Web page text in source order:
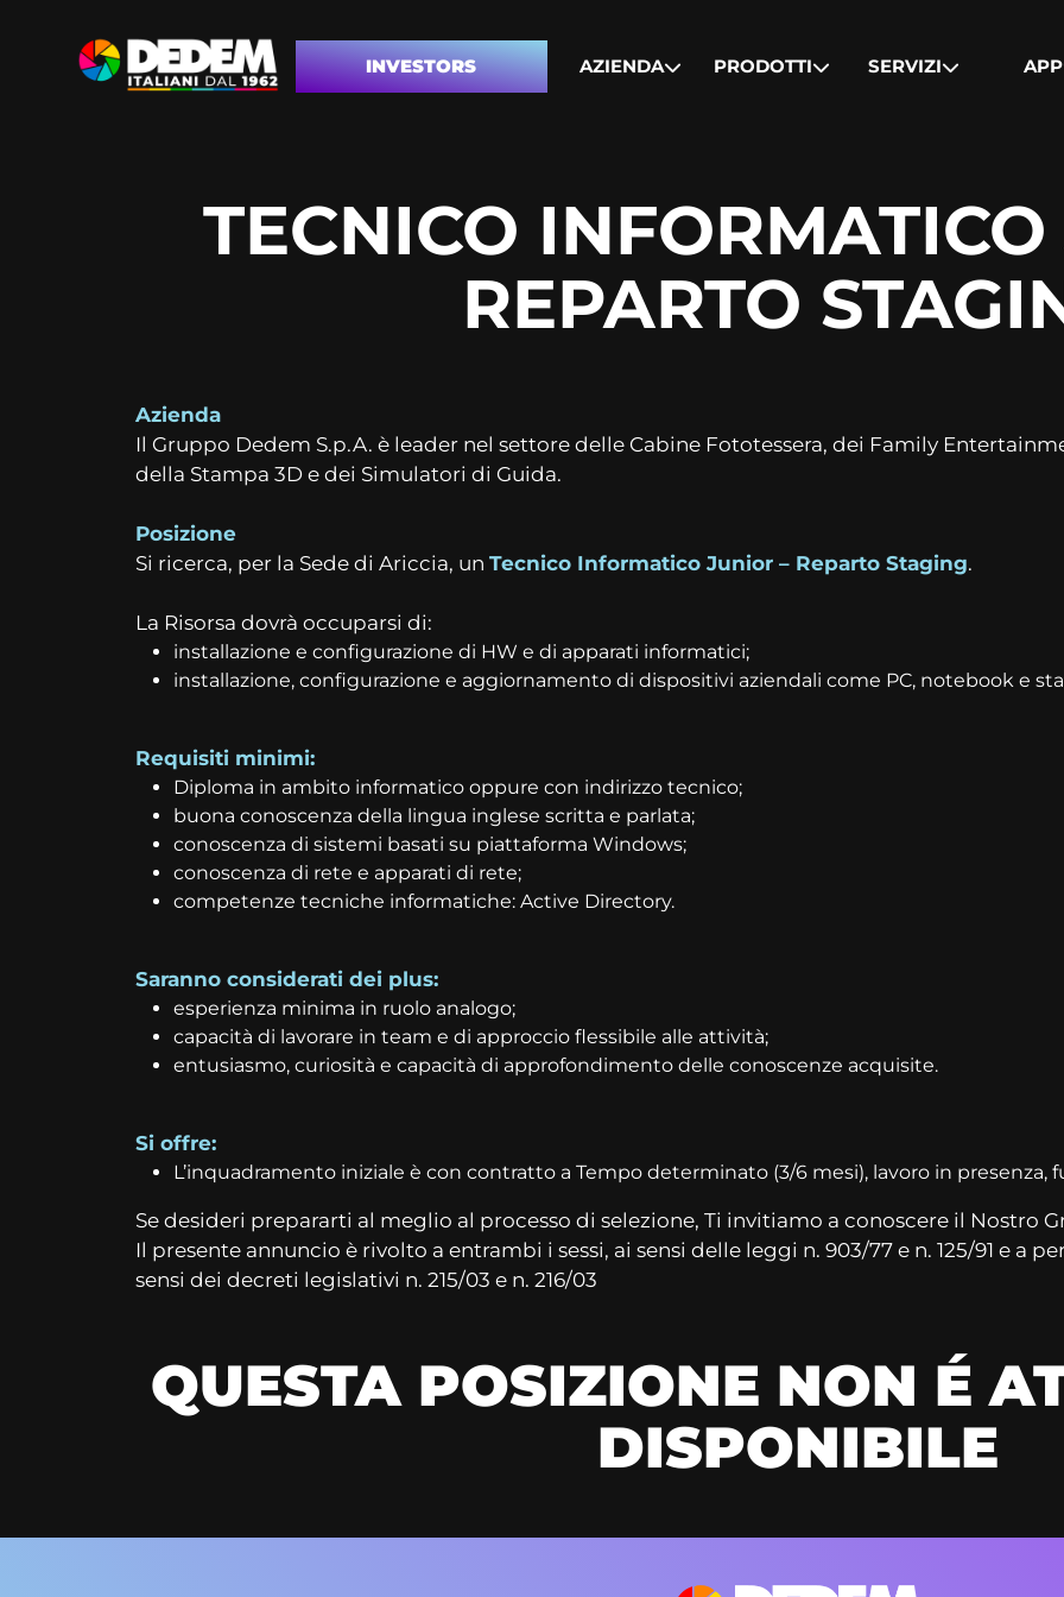
INVESTORS AZIENDA PRODOTTI SERVIZI APP
TECNICO
REPARTO
Azienda
Il Gruppo Dedem S.p.A. è leader nel settore delle Cabine Fototessera, dei Family
della Stampa 3D e dei Simulatori di Guida.
Posizione
Si ricerca, per la Sede di Ariccia, un Tecnico Informatico Junior – Reparto Staging.
La Risorsa dovrà occuparsi di:
installazione e configurazione di HW e di apparati informatici;
installazione, configurazione e aggiornamento di dispositivi aziendali come PC, notebook e
Requisiti minimi:
Diploma in ambito informatico oppure con indirizzo tecnico;
buona conoscenza della lingua inglese scritta e parlata;
conoscenza di sistemi basati su piattaforma Windows;
conoscenza di rete e apparati di rete;
competenze tecniche informatiche: Active Directory.
Saranno considerati dei plus:
esperienza minima in ruolo analogo;
capacità di lavorare in team e di approccio flessibile alle attività;
entusiasmo, curiosità e capacità di approfondimento delle conoscenze acquisite.
Si offre:
L’inquadramento iniziale è con contratto a Tempo determinato (3/6 mesi), lavoro in presenza,
Se desideri prepararti al meglio al processo di selezione, Ti invitiamo a conoscere il Nostro
Il presente annuncio è rivolto a entrambi i sessi, ai sensi delle leggi n. 903/77 e n. 125/91 e a
sensi dei decreti legislativi n. 215/03 e n. 216/03
QUESTA POSIZIONE NON É
DISPONIBILE